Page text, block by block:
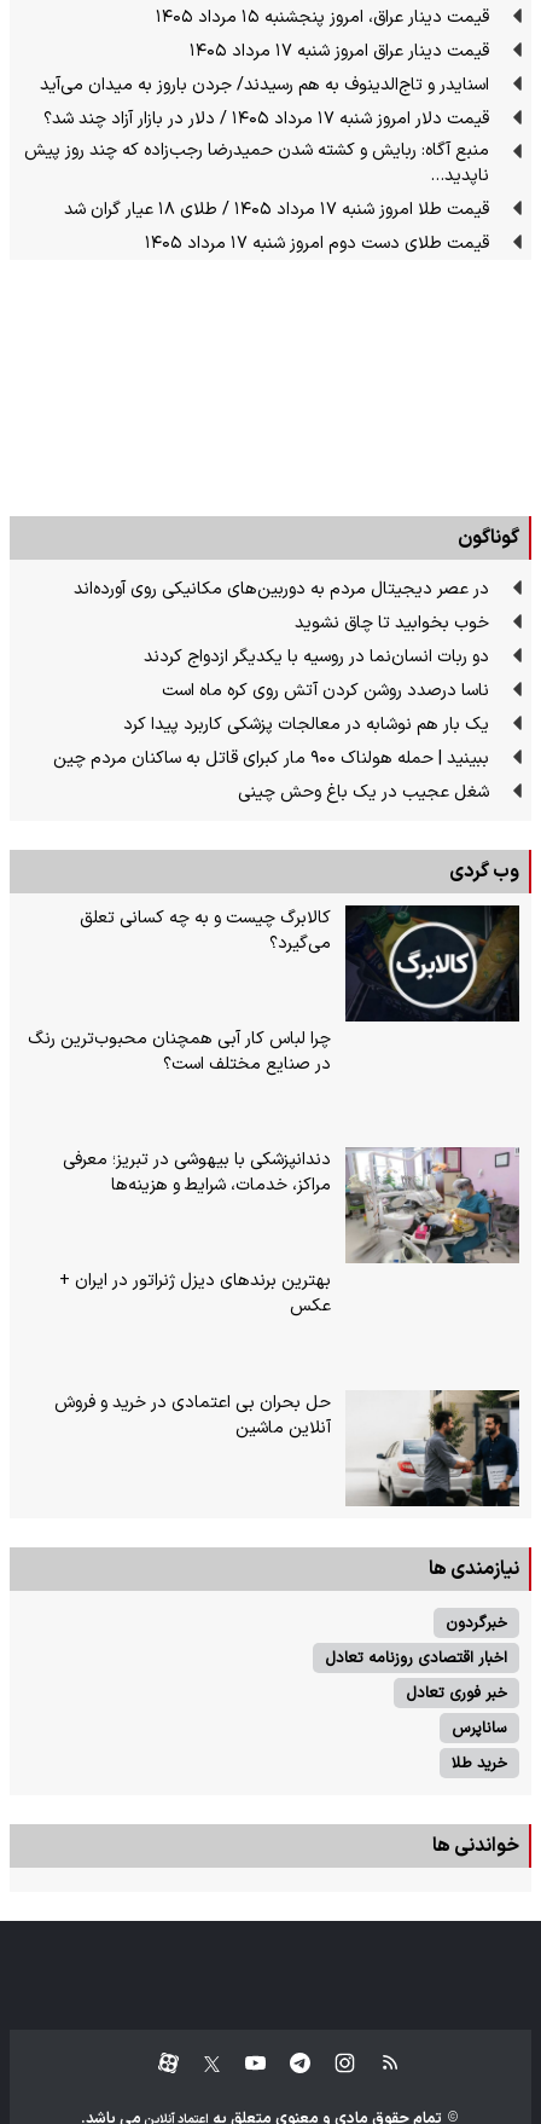
قیمت دینار عراق، امروز پنجشنبه ۱۵ مرداد ۱۴۰۵
قیمت دینار عراق امروز شنبه ۱۷ مرداد ۱۴۰۵
اسنایدر و تاج‌الدینوف به هم رسیدند/ جردن باروز به میدان می‌آید
قیمت دلار امروز شنبه ۱۷ مرداد ۱۴۰۵ / دلار در بازار آزاد چند شد؟
منبع آگاه: ربایش و کشته شدن حمیدرضا رجب‌زاده که چند روز پیش
ناپدید…
قیمت طلا امروز شنبه ۱۷ مرداد ۱۴۰۵ / طلای ۱۸ عیار گران شد
قیمت طلای دست دوم امروز شنبه ۱۷ مرداد ۱۴۰۵
گوناگون
در عصر دیجیتال مردم به دوربین‌های مکانیکی روی آورده‌اند
خوب بخوابید تا چاق نشوید
دو ربات انسان‌نما در روسیه با یکدیگر ازدواج کردند
ناسا درصدد روشن کردن آتش روی کره ماه است
یک بار هم نوشابه در معالجات پزشکی کاربرد پیدا کرد
ببینید | حمله هولناک ۹۰۰ مار کبرای قاتل به ساکنان مردم چین
شغل عجیب در یک باغ وحش چینی
وب گردی
کالابرگ چیست و به چه کسانی تعلق
می‌گیرد؟
چرا لباس کار آبی همچنان محبوب‌ترین رنگ
در صنایع مختلف است؟
دندانپزشکی با بیهوشی در تبریز؛ معرفی
مراکز، خدمات، شرایط و هزینه‌ها
بهترین برندهای دیزل ژنراتور در ایران +
عکس
حل بحران بی‌ اعتمادی در خرید و فروش
آنلاین ماشین
نیازمندی ها
خبرگردون
اخبار اقتصادی روزنامه تعادل
خبر فوری تعادل
ساناپرس
خرید طلا
خواندنی ها